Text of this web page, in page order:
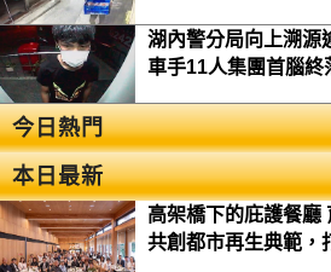
湖內警分局向上溯源
車手11人集團首腦終
今日熱門
本日最新
高架橋下的庇護餐廳
共創都市再生典範，